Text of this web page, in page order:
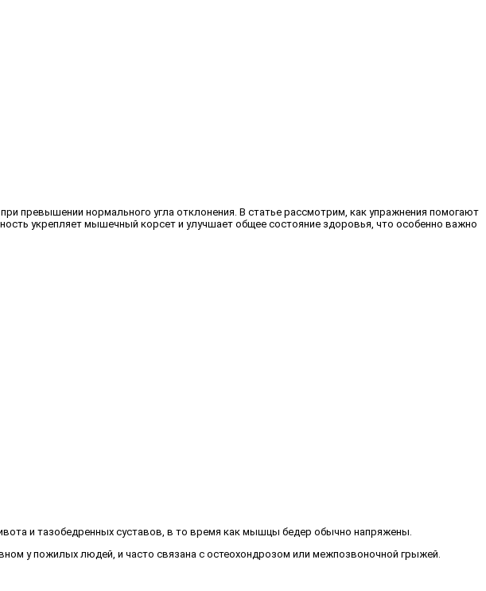
превышении нормального угла отклонения. В статье рассмотрим, как упражнения помогают
укрепляет мышечный корсет и улучшает общее состояние здоровья, что особенно важно
и тазобедренных суставов, в то время как мышцы бедер обычно напряжены.
у пожилых людей, и часто связана с остеохондрозом или межпозвоночной грыжей.